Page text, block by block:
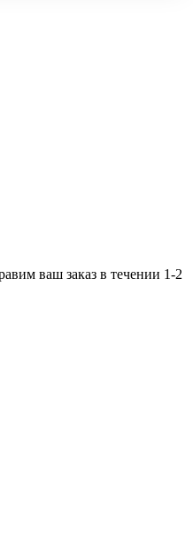
ваш заказ в течении 1-2